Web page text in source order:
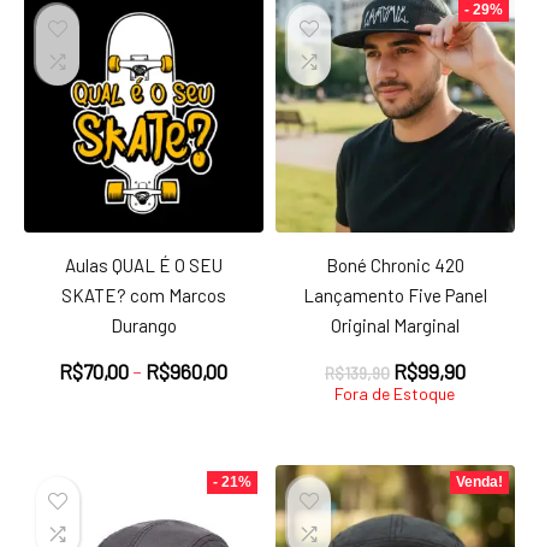
Aulas QUAL É O SEU
SKATE? com Marcos
Durango
R$70,00 – R$960,00Faixa
através
R$960,00
- 29%
Boné Chronic 420
Lançamento Five Panel
Original Marginal
R$139,90 O
preço
R$139,90.
R$99,90O
Fora de Estoque
- 21% Venda!